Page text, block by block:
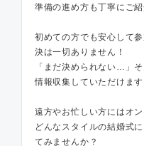
準備の進め方も丁寧にご紹
初めての方でも安心して
決は一切ありません！
「まだ決められない…」
情報収集していただけます
遠方やお忙しい方にはオ
どんなスタイルの結婚式
てみませんか？